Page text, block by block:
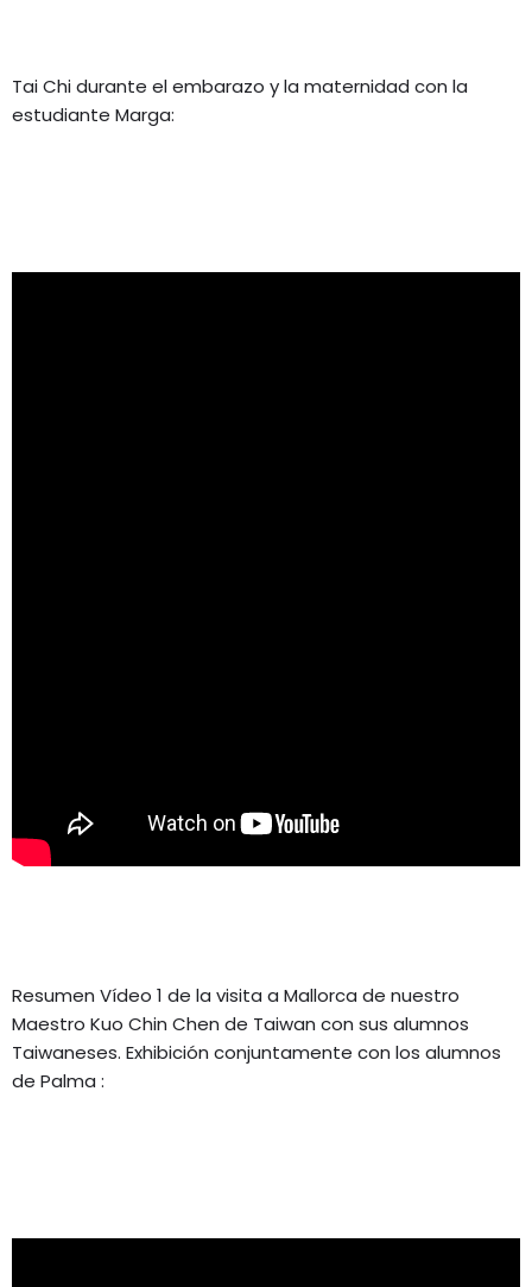
Tai Chi durante el embarazo y la maternidad con la
estudiante Marga:
Resumen Vídeo 1 de la visita a Mallorca de nuestro
Maestro Kuo Chin Chen de Taiwan con sus alumnos
Taiwaneses. Exhibición conjuntamente con los alumnos
de Palma :